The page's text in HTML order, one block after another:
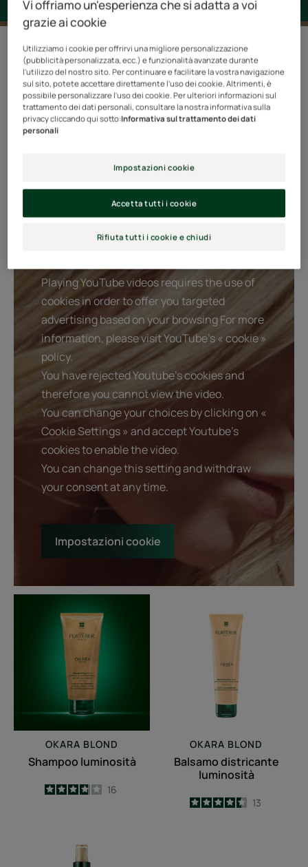
3 risultati "Okara Blond"
Il Rituale Blonde Brightening risveglia e illumina
naturalmente i capelli biondi. Grazie al principio attivo di
derivazione naturale RefletLumièreTM, formulato a
base di buccia di limone ed estratto di canna da
luminosità dei capelli biondi naturali, schiariti o
decolorati. Ricco di aminoacidi simili a quelli della
cheratina, l’estratto naturale di Okara aiuta a
Playing YouTube videos requires the use of
cookies in order to offer you targeted
advertising based on your browsing For more
information, please visit YouTube's « cookie »
policy.
You have rejected Youtube's cookies and
therefore you cannot view the video.
You can change your choices by clicking on «
Cookie Settings » and accept Youtube's
cookies to enable the video.
You can change this setting and withdraw
your consent at any time.
Impostazioni cookie
luminosità
OKARA BLOND
Shampoo luminosità
3.8
/5
16
districante
luminosità
OKARA BLOND
Balsamo districante
luminosità
4.5
/5
13
Spray
schiarente
Vi offriamo un'esperienza che si adatta a voi
grazie ai cookie
Utilizziamo i cookie per offrirvi una migliore personalizzazione
(pubblicità personalizzata, ecc.) e funzionalità avanzate durante
l'utilizzo del nostro sito. Per continuare e facilitare la vostra navigazione
sul sito, potete accettare direttamente l'uso dei cookie. Altrimenti, è
possibile personalizzare l'uso dei cookie. Per ulteriori informazioni sul
trattamento dei dati personali, consultare la nostra informativa sulla
privacy cliccando qui sotto:Informativa sul trattamento dei dati
personali
Impostazioni cookie
Rifiuta tutti i cookie e chiudi
Accetta tutti i cookie